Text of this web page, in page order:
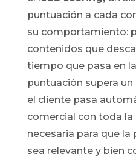
puntuación a cada
su comportamiento:
contenidos que
tiempo que pasa en
puntuación supera
el cliente pasa
comercial con toda
necesaria para que
sea relevante y bien